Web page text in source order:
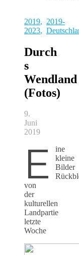
2019, 2019-
2023,
Durch
s
Wendland
(Fotos)
9.
Juni
2019
E
ine
kleine
Bilder
von
der
kulturellen
Landpartie
letzte
Woche